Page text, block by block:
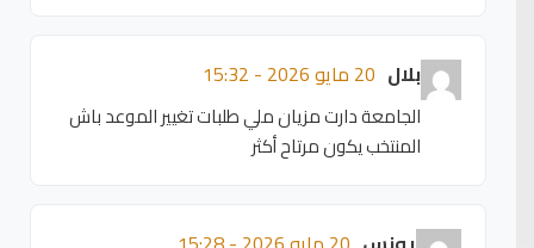
بلال 20 مايو 2026 - 15:32
الجامعة دارت مزيان ملي طلبات تغيير الموعد باش
المنتخب يكون مرتاح أكثر